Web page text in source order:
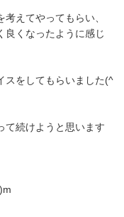
えてやってもらい、
良くなったように感じ
スをしてもらいました(^
て続けようと思います